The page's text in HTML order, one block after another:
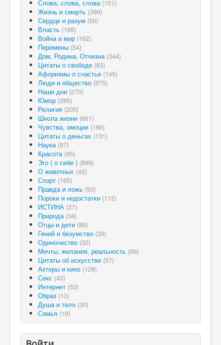
Слова, слова, слова (151)
Жизнь и смерть (399)
Сердце и разум (50)
Власть (168)
Война и мир (162)
Перемены (54)
Дом, Родина, Отчизна (344)
Цитаты о свободе (83)
Афоризмы о счастье (145)
Люди и общество (675)
Наши дни (270)
Юмор (285)
Религия (205)
Школа жизни (661)
Чувства, эмоции (166)
Цитаты о деньгах (131)
Наука (87)
Красота (95)
Эго ( о себе ) (899)
О животных (42)
Спорт (165)
Правда и ложь (93)
Пороки и недостатки (112)
ИСТИНА (37)
Природа (34)
Отцы и дети (88)
Гений и безумство (39)
Одиночество (32)
Мечты, желания, реальность (69)
Цитаты об искусстве (57)
Актеры и кино (128)
Секс (43)
Интернет (53)
Образ (13)
Душа и тело (30)
Семья (19)